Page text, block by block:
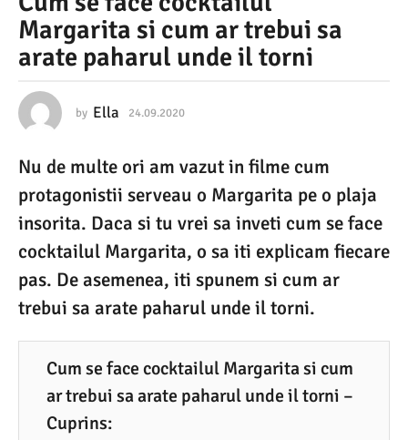
.
0
.
0
2
0
0
6
.
0
Margarita si cum ar trebui sa
arate paharul unde il torni
by Ella 24.09.2020
0
.
2
0
2
Nu de multe ori am vazut in filme cum
protagonistii serveau o Margarita pe o plaja
insorita. Daca si tu vrei sa inveti cum se face
cocktailul Margarita, o sa iti explicam fiecare
pas. De asemenea, iti spunem si cum ar
trebui sa arate paharul unde il torni.
Cum se face cocktailul Margarita si cum
ar trebui sa arate paharul unde il torni –
Cuprins: